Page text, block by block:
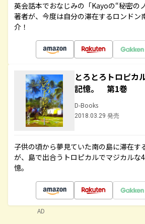
英会話本でおなじみの「Kayoの“秘密の
著者が、今度は自分の滞在するロンドン
介！
とろとろトロピ
記憶。 第1巻
D-Books
2018.03.29 発売
子供の頃から夢見ていた南の島に滞在す
が、島で出合うトロピカルでマジカルな
憶。
AD